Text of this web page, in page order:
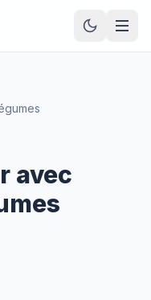
avec